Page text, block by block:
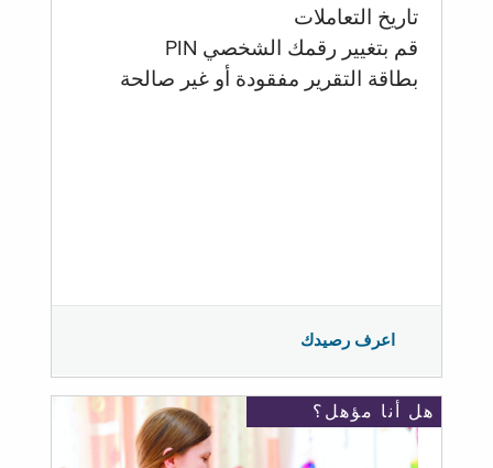
تاريخ التعاملات
قم بتغيير رقمك الشخصي PIN
بطاقة التقرير مفقودة أو غير صالحة
اعرف رصيدك
هل أنا مؤهل؟